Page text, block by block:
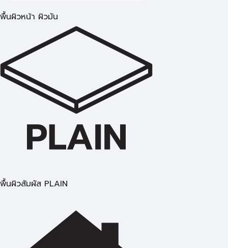
พื้นผิวหน้า ผิวมัน
พื้นผิวสัมผัส PLAIN